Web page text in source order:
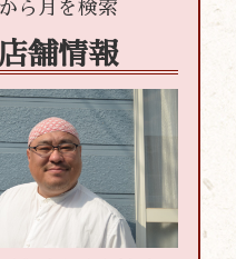
店舗情報